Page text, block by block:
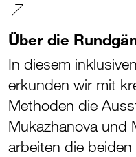
Über die
In diesem
erkunden wir mit
Methoden die
Mukazhanova und
arbeiten die